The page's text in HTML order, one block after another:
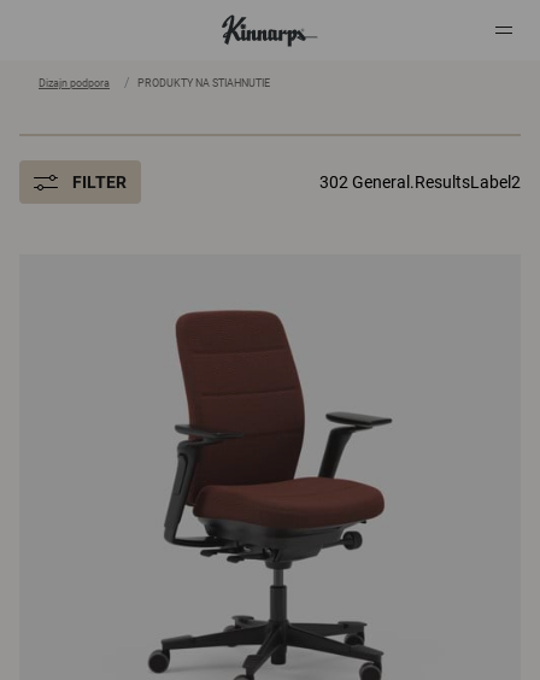
Dizajn podpora PRODUKTY NA STIAHNUTIE
FILTER 302 General.ResultsLabel2